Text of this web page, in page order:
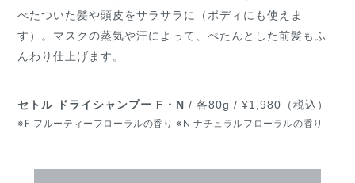
べたついた髪や頭皮をサラサラに（ボディにも使えま
す）。マスクの蒸気や汗によって、ぺたんとした前髪もふ
んわり仕上げます。
セトル ドライシャンプー F・N/ 各80g / ¥1,980（税込）
※F フルーティーフローラルの香り ※N ナチュラルフローラルの香り